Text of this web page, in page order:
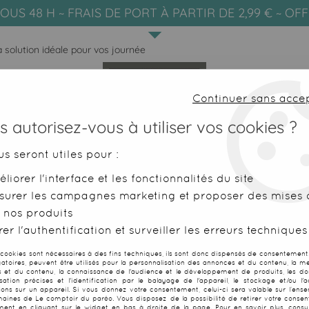
48 H ~ FRAIS DE PORT À PARTIR DE 2,99 € ~
idéale pour vos journée
DE PLAGE FOUTAS
ou serviette éponge : que choisir pour la plage ?
ÉPONGE : QUE CHOISIR
Continuer sans
autorisez-vous à utiliser vos cookies ?
seront utiles pour :
l'interface et les fonctionnalités du site
les campagnes marketing et proposer des mises
nos produits
l'authentification et surveiller les erreurs techniques
sont nécessaires à des fins techniques, ils sont donc dispensés de consentement.
peuvent être utilisés pour la personnalisation des annonces et du contenu, la
et du contenu, la connaissance de l'audience et le développement de produits, les
précises et l'identification par le balayage de l'appareil, le stockage et/ou
sur un appareil. Si vous donnez votre consentement, celui-ci sera valable sur
de Le comptoir du paréo. Vous disposez de la possibilité de retirer votre
en cliquant sur le widget en bas à droite de la page. Pour en savoir plus,